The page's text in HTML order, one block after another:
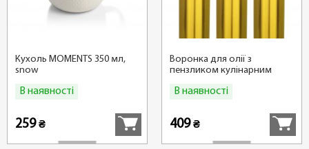
Кухоль MOMENTS 350 мл,
snow
В наявності
259₴
Воронка для олії з
пензликом кулінарним
В наявності
409₴